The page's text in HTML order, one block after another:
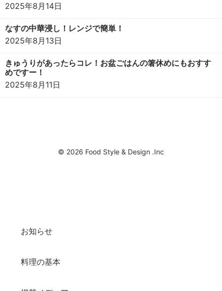
2025年8月14日
なすの中華浸し！レンジで簡単！
2025年8月13日
きゅうりがあったらコレ！お盆ごはんの箸休めにもおすす
めですー！
2025年8月11日
© 2026 Food Style & Design .Inc
お知らせ
料理の基本